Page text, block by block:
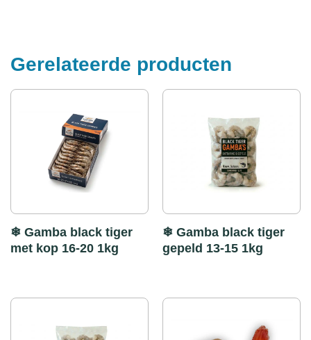
Gerelateerde producten
❄ Gamba black tiger
met kop 16-20 1kg
❄ Gamba black tiger
gepeld 13-15 1kg